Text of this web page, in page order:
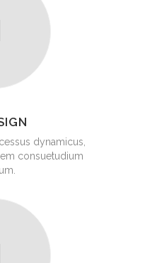
dynamicus,
consuetudium